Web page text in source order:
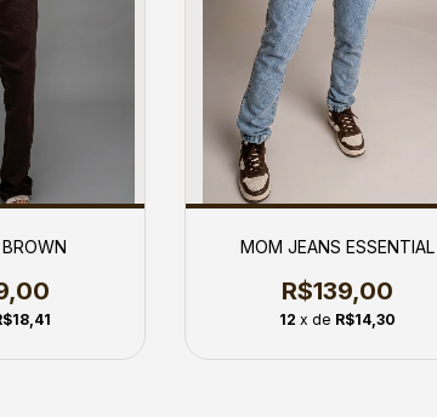
MOM JEANS ESSENTIAL
R$139,00
12 x de R$14,30